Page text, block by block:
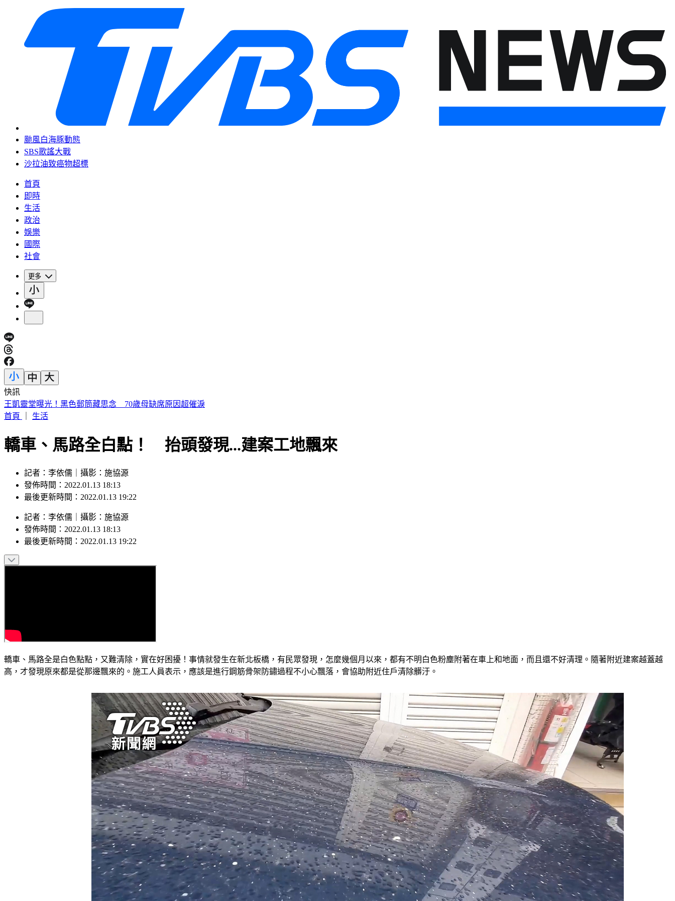
颱風白海豚動態
SBS歌謠大戰
沙拉油致癌物超標
首頁
即時
生活
政治
娛樂
國際
社會
更多
快訊
白海豚颱風擱淺又猛回血！水氣猛灌一片紫白 連下雨6天
首頁
生活
轎車、馬路全白點！ 抬頭發現...建案工地飄來
記者：李依儒｜攝影：施協源
發佈時間：2022.01.13 18:13
最後更新時間：2022.01.13 19:22
記者 ： 李依儒 攝影 ： 施協源
發佈時間： 2022.01.13 18:13
最後更新時間： 2022.01.13 19:22
轎車、馬路全是白色點點，又難清除，實在好困擾！事情就發生在新北板橋，有民眾發現，怎麼幾個月以來，都有不明白色粉塵附著在車上和地面，而且還不好清理。隨著附近建案越蓋越
高，才發現原來都是從那邊飄來的。施工人員表示，應該是進行鋼筋骨架防鏽過程不小心飄落，會協助附近住戶清除髒汙。